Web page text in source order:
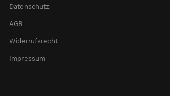
Datenschutz
AGB
Widerrufsrecht
Impressum